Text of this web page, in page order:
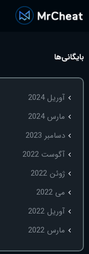
بایگانی‌ها
آوریل 2024
مارس 2024
دسامبر 2023
آگوست 2022
ژوئن 2022
می 2022
آوریل 2022
مارس 2022